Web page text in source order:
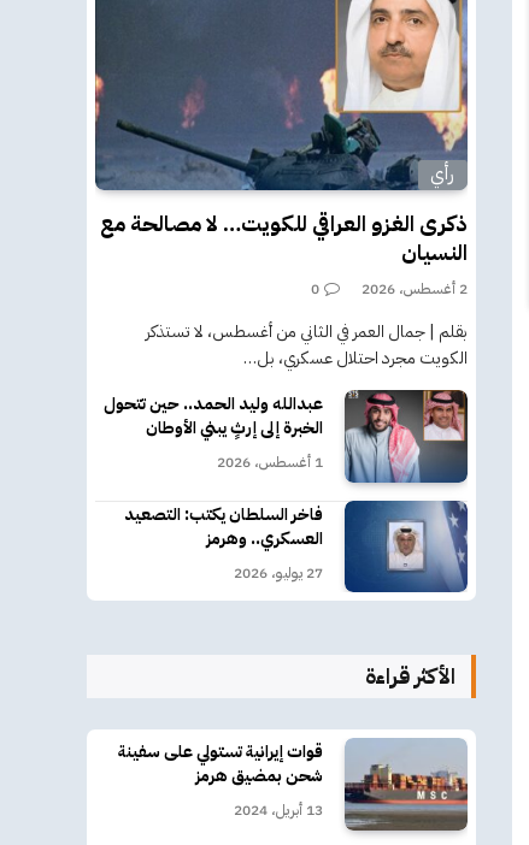
رأي
ذكرى الغزو العراقي للكويت… لا مصالحة مع
النسيان
2 أغسطس، 2026 0
بقلم | جمال العمر في الثاني من أغسطس، لا تستذكر
الكويت مجرد احتلال عسكري، بل…
عبدالله وليد الحمد.. حين تتحول
الخبرة إلى إرثٍ يبني الأوطان
1 أغسطس، 2026
فاخر السلطان يكتب: التصعيد
العسكري.. وهرمز
27 يوليو، 2026
الأكثر قراءة
قوات إيرانية تستولي على سفينة
شحن بمضيق هرمز
13 أبريل، 2024